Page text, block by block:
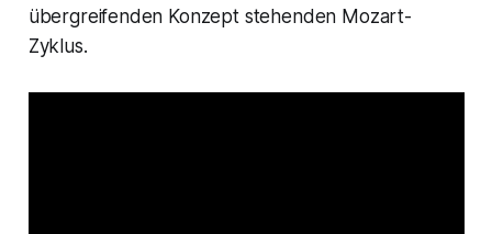
übergreifenden Konzept stehenden Mozart-
Zyklus.